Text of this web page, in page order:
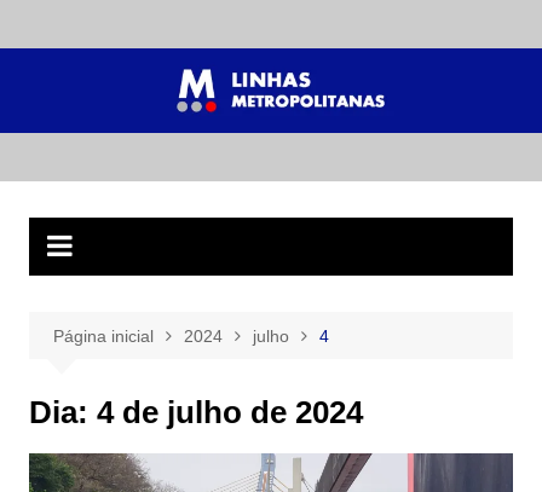
para
Página inicial 2024 julho 4
Dia: 4 de julho de 2024